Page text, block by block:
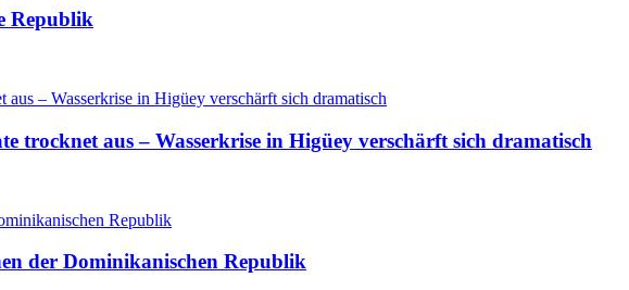
Republik
trocknet aus – Wasserkrise in Higüey verschärft sich dramatisch
der Dominikanischen Republik